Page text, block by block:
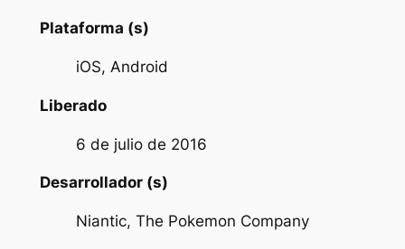
Plataforma (s)
iOS, Android
Liberado
6 de julio de 2016
Desarrollador (s)
Niantic, The Pokemon Company